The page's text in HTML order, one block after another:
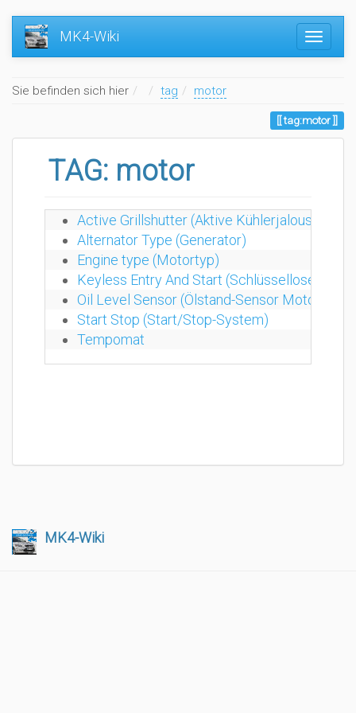
MK4-Wiki
Sie befinden sich hier Home
tag motor
tag:motor
TAG: motor
Active Grillshutter (Aktive Kühlerjalousie)
Alternator Type (Generator)
Engine type (Motortyp)
Keyless Entry And Start (Schlüssellose
Oil Level Sensor (Ölstand-Sensor Motoröl)
Start Stop (Start/Stop-System)
Tempomat
MK4-Wiki